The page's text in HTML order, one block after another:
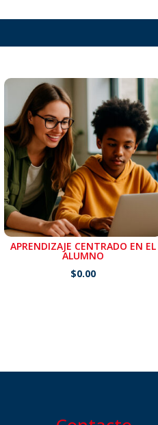
APRENDIZAJE CENTRADO EN EL
ALUMNO
$0.00